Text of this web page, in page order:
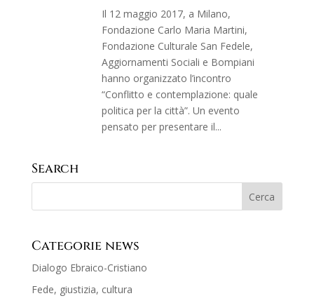
Il 12 maggio 2017, a Milano,
Fondazione Carlo Maria Martini,
Fondazione Culturale San Fedele,
Aggiornamenti Sociali e Bompiani
hanno organizzato l’incontro
“Conflitto e contemplazione: quale
politica per la città”. Un evento
pensato per presentare il...
Search
Categorie news
Dialogo Ebraico-Cristiano
Fede, giustizia, cultura